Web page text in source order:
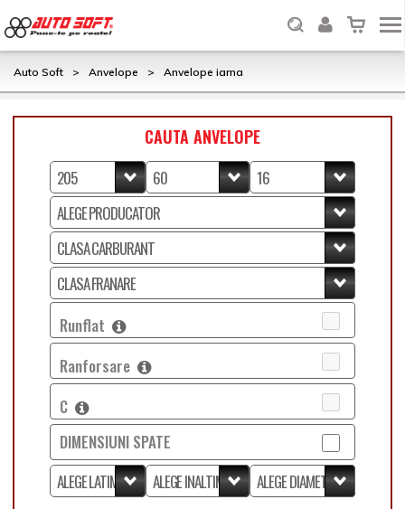
Auto Soft > Anvelope > Anvelope iarna
CAUTA ANVELOPE
Runflat
Ranforsare
C
DIMENSIUNI SPATE